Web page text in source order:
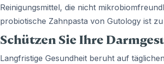
Reinigungsmittel, die nicht
probiotische Zahnpasta von Gutology ist
Schützen Sie Ihre
Langfristige Gesundheit beruht auf